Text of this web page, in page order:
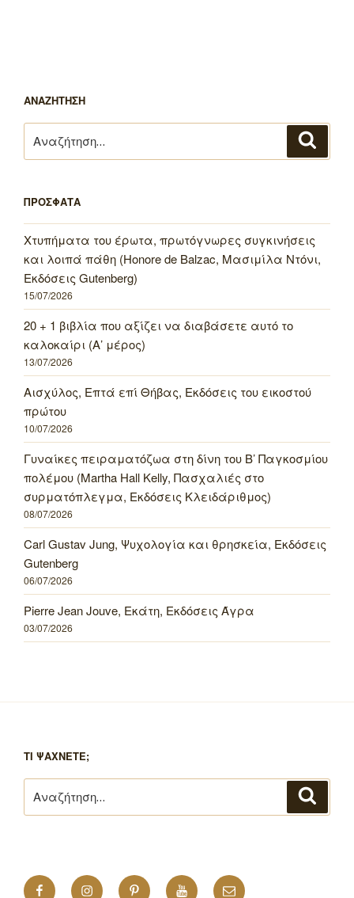
ΑΝΑΖΗΤΗΣΗ
για:
ΠΡΟΣΦΑΤΑ
Χτυπήματα του έρωτα, πρωτόγνωρες συγκινήσεις
και λοιπά πάθη (Honore de Balzac, Μασιμίλα Ντόνι,
Εκδόσεις Gutenberg)
15/07/2026
20 + 1 βιβλία που αξίζει να διαβάσετε αυτό το
καλοκαίρι (Α’ μέρος)
13/07/2026
Αισχύλος, Επτά επί Θήβας, Εκδόσεις του εικοστού
πρώτου
10/07/2026
Γυναίκες πειραματόζωα στη δίνη του Β’ Παγκοσμίου
πολέμου (Martha Hall Kelly, Πασχαλιές στο
συρματόπλεγμα, Εκδόσεις Κλειδάριθμος)
08/07/2026
Carl Gustav Jung, Ψυχολογία και θρησκεία, Εκδόσεις
Gutenberg
06/07/2026
Pierre Jean Jouve, Εκάτη, Εκδόσεις Άγρα
03/07/2026
ΤΙ ΨΑΧΝΕΤΕ;
για:
FacebookInstagramPinterest YouTubeEmail